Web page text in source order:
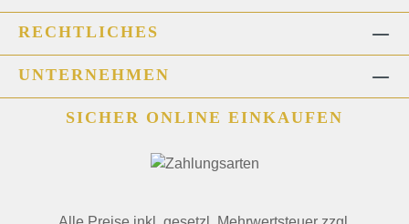
RECHTLICHES
UNTERNEHMEN
SICHER ONLINE EINKAUFEN